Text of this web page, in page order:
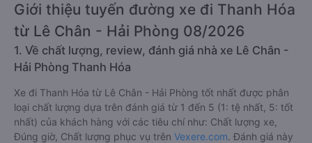
Giới thiệu tuyến đường xe đi Thanh Hóa
từ Lê Chân - Hải Phòng 08/2026
1. Về chất lượng, review, đánh giá nhà xe Lê Chân -
Hải Phòng Thanh Hóa
Xe đi Thanh Hóa từ Lê Chân - Hải Phòng tốt nhất được phân
loại chất lượng dựa trên đánh giá từ 1 đến 5 (1: tệ nhất, 5: tốt
nhất) của khách hàng với các tiêu chí như: Chất lượng xe,
Đúng giờ, Chất lượng phục vụ trên Vexere.com. Đánh giá này